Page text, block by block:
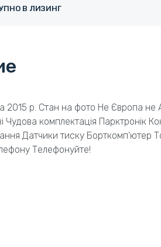
В ЛИЗИНГ
2015 р. Стан на фото Не Європа не
Чудова комплектація Парктронік
Датчики тиску Борткомп'ютер
Телефонуйте!